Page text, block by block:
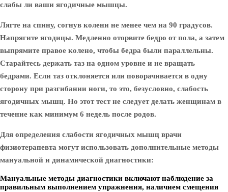
слабы ли ваши ягодичные мышцы.
Лягте на спину, согнув колени не менее чем на 90 градусов.
Напрягите ягодицы. Медленно оторвите бедро от пола, а затем
выпрямите правое колено, чтобы бедра были параллельны.
Старайтесь держать таз на одном уровне и не вращать
бедрами. Если таз отклоняется или поворачивается в одну
сторону при разгибании ноги, то это, безусловно, слабость
ягодичных мышц. Но этот тест не следует делать женщинам в
течение как минимум 6 недель после родов.
Для определения слабости ягодичных мышц врачи
физиотерапевта могут использовать дополнительные методы
мануальной и динамической диагностики:
Мануальные методы диагностики включают наблюдение за
правильным выполнением упражнения, наличием смещения